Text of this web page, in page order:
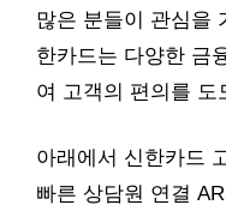
많은 분들이 관심을
한카드는 다양한 금
여 고객의 편의를 도
아래에서 신한카드
빠른 상담원 연결